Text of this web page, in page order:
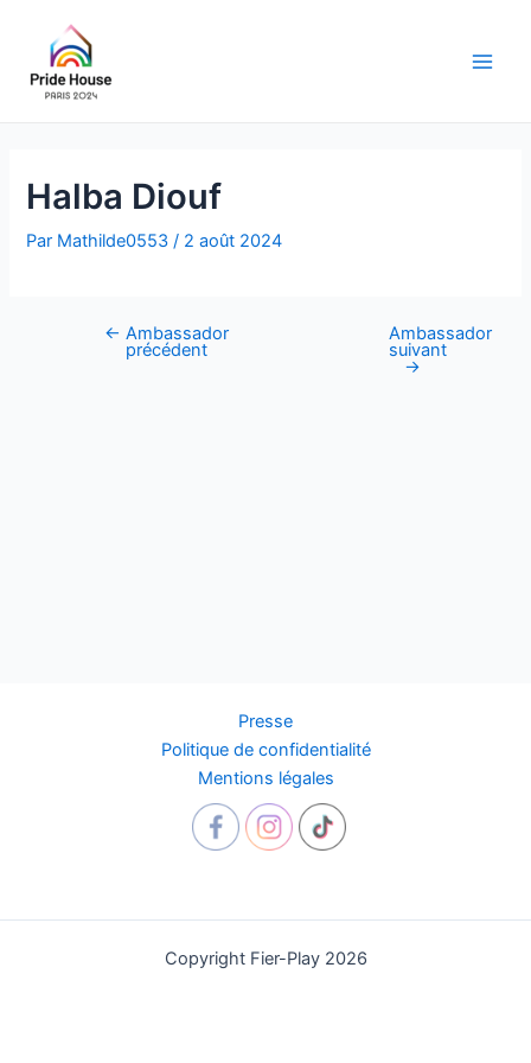
contenu
Halba Diouf
Par Mathilde0553/ 2 août 2024
Navigation
← Ambassador
précédent
Ambassador
suivant
→
Presse
Politique de confidentialité
Mentions légales
Copyright Fier-Play 2026